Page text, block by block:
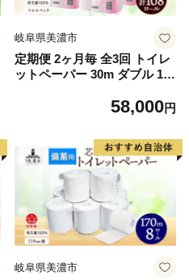
岐阜県美濃市
定期便 2ヶ月毎 全3回 トイレ
ットペーパー 30m ダブル 18
の時間 紙 ペーパー 日用品 消
蓄 ストック 非常用 生活応援
川一製紙 送料無料 岐阜県
58,000円
岐阜県美濃市